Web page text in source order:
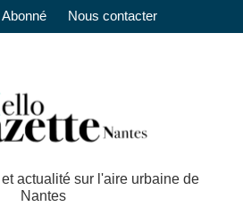
Nous contacter
actualité sur l'aire urbaine de
Nantes